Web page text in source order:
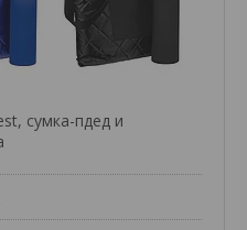
сумка-пдед и